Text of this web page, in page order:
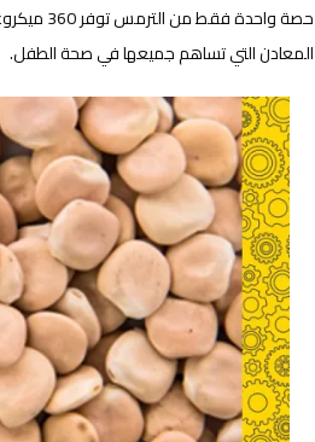
حصة
المعادن التي تساهم جميعها في صحة الطفل.